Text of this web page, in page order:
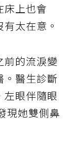
床上也會
有太在意。
前的流淚變
。醫生診斷
左眼伴隨眼
現她雙側鼻